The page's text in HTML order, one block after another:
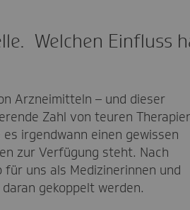
Welchen Einfluss
Arzneimitteln – und dieser
Zahl von teuren
irgendwann einen gewissen
zur Verfügung steht. Nach
uns als Medizinerinnen und
gekoppelt werden.